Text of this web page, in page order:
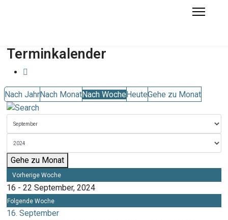
Terminkalender
Nach JahrNach MonatNach WocheHeuteGehe zu Monat
Gehe zu Monat
Vorherige Woche
16 - 22 September, 2024
Folgende Woche
16. September